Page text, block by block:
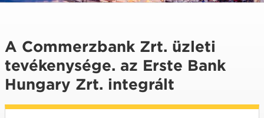
A Commerzbank Zrt. üzleti
tevékenysége. az Erste Bank
Hungary Zrt. integrált